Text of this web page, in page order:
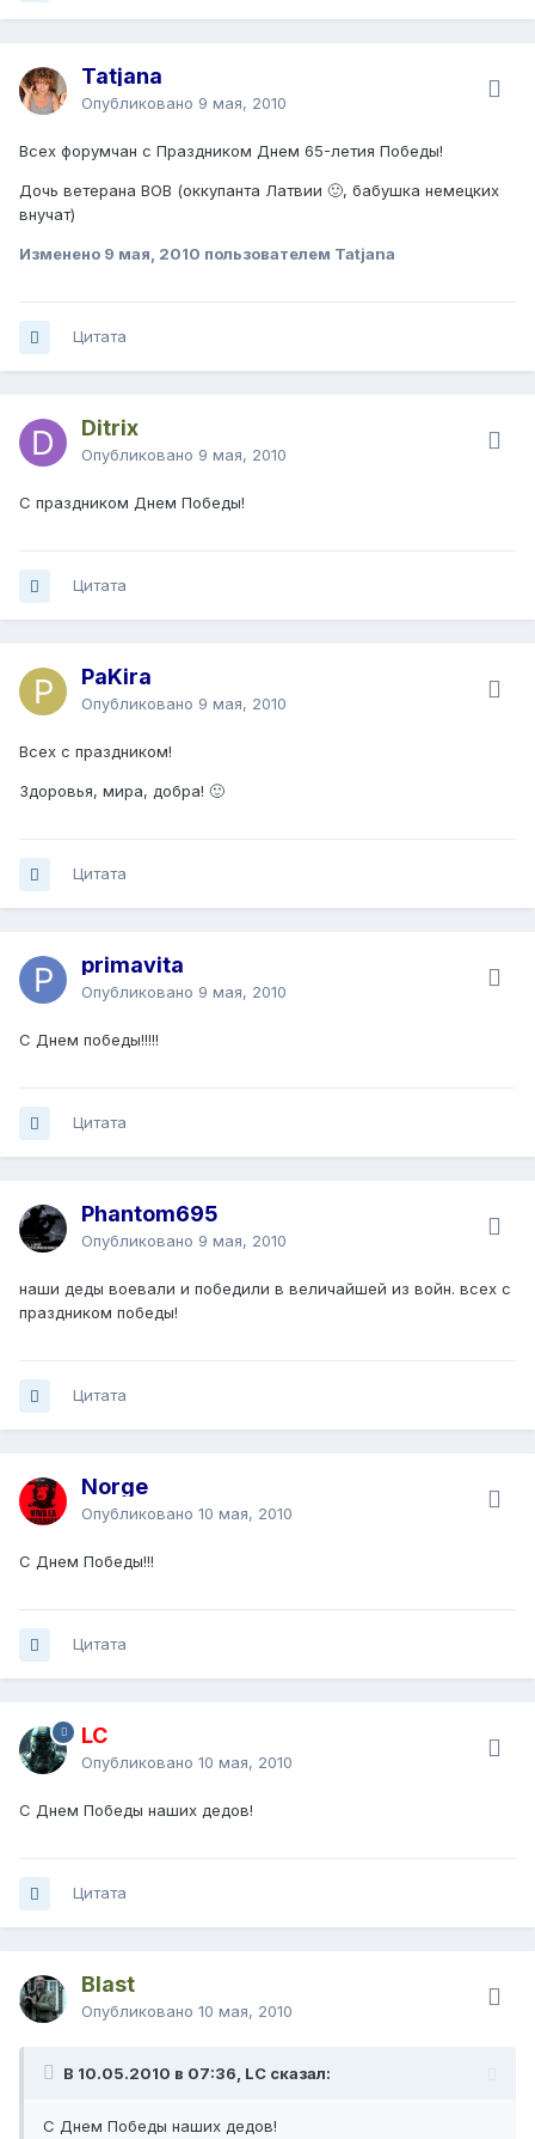
Tatjana
Опубликовано 9 мая, 2010
Всех форумчан с Праздником Днем 65-летия Победы!
Дочь ветерана ВОВ (оккупанта Латвии 🙂, бабушка немецких
внучат)
Изменено 9 мая, 2010 пользователем Tatjana
Цитата
Ditrix
Опубликовано 9 мая, 2010
С праздником Днем Победы!
Цитата
PaKira
Опубликовано 9 мая, 2010
Всех с праздником!
Здоровья, мира, добра! 🙂
Цитата
primavita
Опубликовано 9 мая, 2010
С Днем победы!!!!!
Цитата
Phantom695
Опубликовано 9 мая, 2010
наши деды воевали и победили в величайшей из войн. всех с
праздником победы!
Цитата
Norge
Опубликовано 10 мая, 2010
С Днем Победы!!!
Цитата
LC
Опубликовано 10 мая, 2010
С Днем Победы наших дедов!
Цитата
Blast
Опубликовано 10 мая, 2010
В 10.05.2010 в 07:36, LC сказал:
С Днем Победы наших дедов!